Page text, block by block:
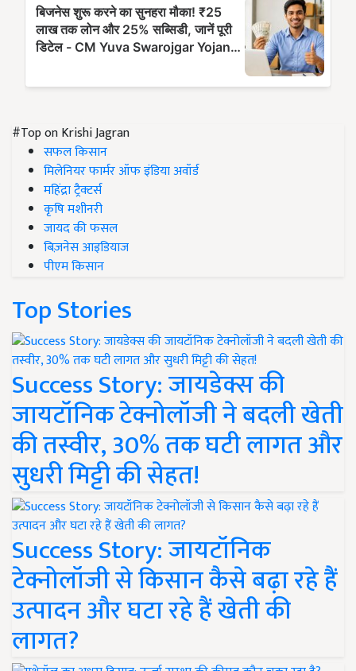
#Top on Krishi Jagran
सफल किसान
मिलेनियर फार्मर ऑफ इंडिया अवॉर्ड
महिंद्रा ट्रैक्टर्स
कृषि मशीनरी
जायद की फसल
बिज़नेस आइडियाज
पीएम किसान
Top Stories
Success Story: जायडेक्स की
जायटॉनिक टेक्नोलॉजी ने बदली खेती
की तस्वीर, 30% तक घटी लागत और
सुधरी मिट्टी की सेहत!
Success Story: जायटॉनिक
टेक्नोलॉजी से किसान कैसे बढ़ा रहे हैं
उत्पादन और घटा रहे हैं खेती की
लागत?